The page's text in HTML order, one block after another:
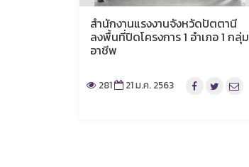
สำนักงานแรงงานจังหวัดปัตตานี
ลงพื้นที่ปิดโครงการ 1 อำเภอ 1 กลุ่ม
อาชีพ
281 21 ม.ค. 2563